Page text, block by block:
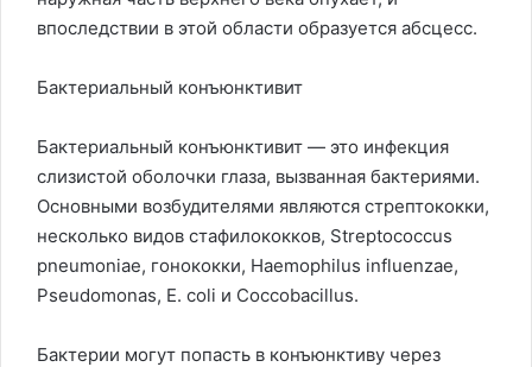
впоследствии в этой области образуется абсцесс.
Бактериальный конъюнктивит
Бактериальный конъюнктивит — это инфекция
слизистой оболочки глаза, вызванная бактериями.
Основными возбудителями являются стрептококки,
несколько видов стафилококков, Streptococcus
pneumoniae, гонококки, Haemophilus influenzae,
Pseudomonas, E. coli и Coccobacillus.
Бактерии могут попасть в конъюнктиву через